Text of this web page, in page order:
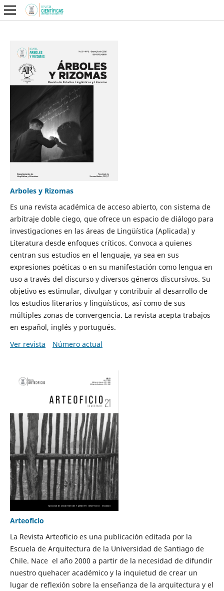
Arboles y Rizomas
Es una revista académica de acceso abierto, con sistema de
arbitraje doble ciego, que ofrece un espacio de diálogo para
investigaciones en las áreas de Lingüística (Aplicada) y
Literatura desde enfoques críticos. Convoca a quienes
centran sus estudios en el lenguaje, ya sea en sus
expresiones poéticas o en su manifestación como lengua en
uso a través del discurso y diversos géneros discursivos. Su
objetivo es estimular, divulgar y contribuir al desarrollo de
los estudios literarios y lingüísticos, así como de sus
múltiples zonas de convergencia. La revista acepta trabajos
en español, inglés y portugués.
Ver revista
Número actual
Arteoficio
La Revista Arteoficio es una publicación editada por la
Escuela de Arquitectura de la Universidad de Santiago de
Chile. Nace el año 2000 a partir de la necesidad de difundir
nuestro quehacer académico y la inquietud de crear un
lugar de reflexión sobre la enseñanza de la arquitectura y el